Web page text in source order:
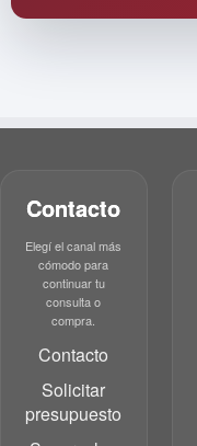
Contacto
Elegí el canal más
cómodo para
continuar tu
consulta o
compra.
Contacto
Solicitar
presupuesto